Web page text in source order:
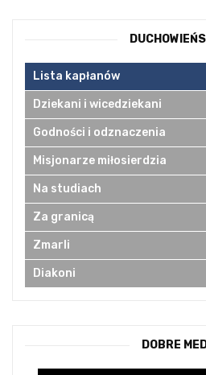
Lista kapłanów
Dziekani i wicedziekani
Godności i odznaczenia
Misjonarze miłosierdzia
Na studiach
Za granicą
Zmarli
Diakoni
DOBRE